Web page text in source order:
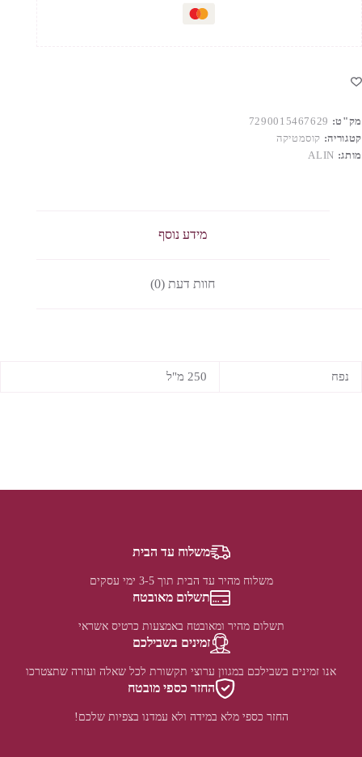
מק"ט: 7290015467629
קטגוריה: קוסמטיקה
מותג: ALIN
מידע נוסף
חוות דעת (0)
נפח 250 מ"ל
משלוח עד הבית
משלוח מהיר עד הבית תוך 3-5 ימי עסקים
תשלום מאובטח
תשלום מהיר ומאובטח באמצעות כרטיס אשראי
זמינים בשבילכם
אנו זמינים בשבילכם במגוון ערוצי תקשורת לכל שאלה ועזרה שתצטרכו
החזר כספי מובטח
החזר כספי מלא במידה ולא עמדנו בצפיות שלכם!